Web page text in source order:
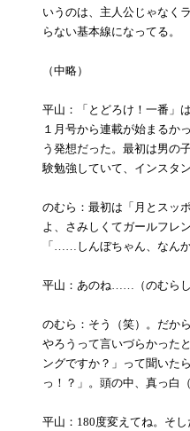
いうのは、主人公じゃなく
らない基本線になってる。
（中略）
平山：「とどろけ！一番」
１月号から連載が始まるか
う発想だった。最初は男の
験勉強していて、インスタ
のむら：最初は「月とスッ
よ、さみしくてガールフレ
「……しんぼちゃん、なん
平山：あのね……（のむら
のむら：そう（笑）。だか
やろうって言いづらかった
ングですか？」って聞いた
っ！？」。頭の中、真っ白
平山：180度変えてね。そ